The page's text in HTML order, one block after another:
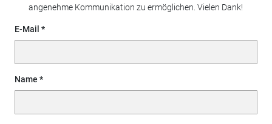
angenehme Kommunikation zu ermöglichen. Vielen Dank!
E-Mail
Name